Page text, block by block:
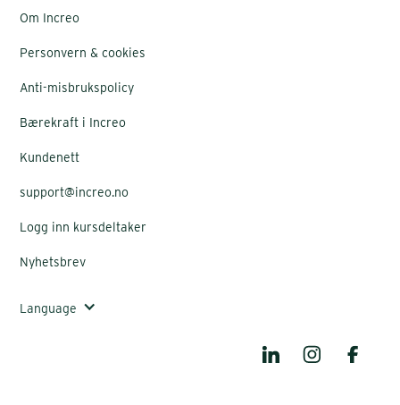
Om Increo
Personvern & cookies
Anti-misbrukspolicy
Bærekraft i Increo
Kundenett
support@increo.no
Logg inn kursdeltaker
Nyhetsbrev
Language